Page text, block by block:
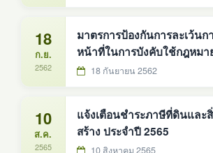
18
ก.ย.
2562
มาตรการป้องกันการละเว้น
หน้าที่ในการบังคับใช้กฎหมา
ป้ายโฆษณาบนทางสาธารณะ
18 กันยายน 2562
10
ส.ค.
2565
แจ้งเตือนชำระภาษีที่ดินและ
สร้าง ประจำปี 2565
10 สิงหาคม 2565